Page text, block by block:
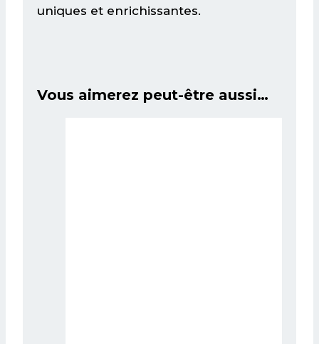
uniques et enrichissantes.
Vous aimerez peut-être aussi…